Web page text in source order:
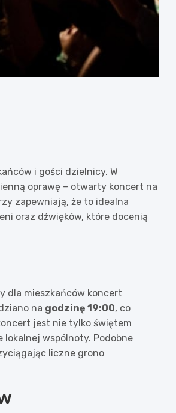
i gości dzielnicy. W
oprawę – otwarty koncert na
zapewniają, że to idealna
oraz dźwięków, które docenią
dla mieszkańców koncert
na godzinę 19:00, co
jest nie tylko świętem
lokalnej wspólnoty. Podobne
liczne grono